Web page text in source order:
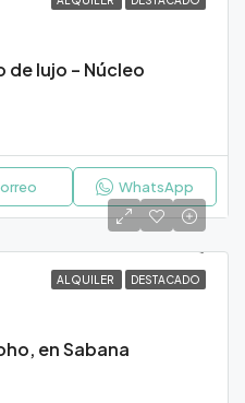
lujo – Núcleo
WhatsApp
ALQUILER DESTACADO
en Sabana